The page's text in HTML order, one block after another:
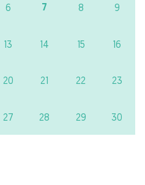
6 7 8 9
13 14 15 16
20 21 22 23
27 28 29 30